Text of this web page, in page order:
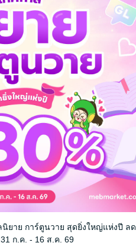
หน้าที่ 1
นิยาย การ์ตูนวาย สุดยิ่งใหญ่แห่งปี ลด
ก.ค. - 16 ส.ค. 69